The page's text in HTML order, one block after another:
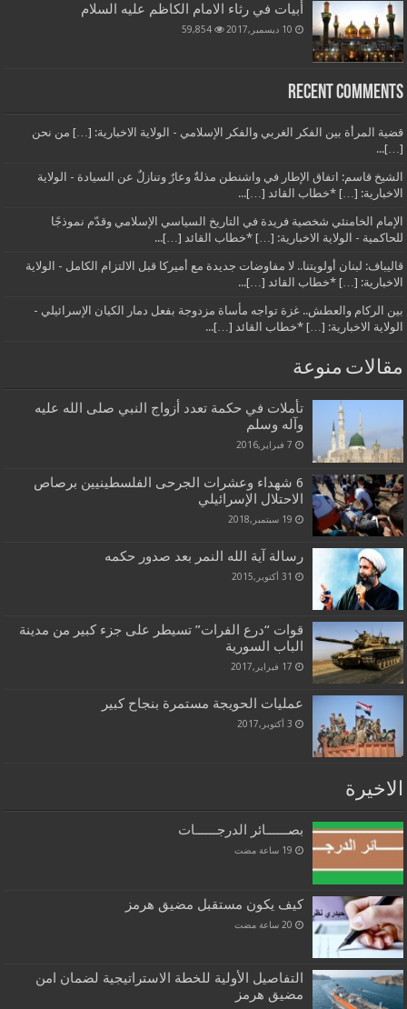
أبيات في رثاء الامام الكاظم عليه السلام
10 ديسمبر,2017 59,854
Recent Comments
قضية المرأة بين الفكر الغربي والفكر الإسلامي - الولاية الاخبارية: […] من نحن
[…]...
الشيخ قاسم: اتفاق الإطار في واشنطن مذلةٌ وعارٌ وتنازلٌ عن السيادة - الولاية
الاخبارية: […] *خطاب القائد […]...
الإمام الخامنئي شخصية فريدة في التاريخ السياسي الإسلامي وقدّم نموذجًا
للحاكمية - الولاية الاخبارية: […] *خطاب القائد […]...
قاليباف: لبنان أولويتنا.. لا مفاوضات جديدة مع أميركا قبل الالتزام الكامل - الولاية
الاخبارية: […] *خطاب القائد […]...
بين الركام والعطش.. غزة تواجه مأساة مزدوجة بفعل دمار الكيان الإسرائيلي -
الولاية الاخبارية: […] *خطاب القائد […]...
مقالات منوعة
تأملات في حكمة تعدد أزواج النبي صلى الله عليه
وآله وسلم
7 فبراير,2016
6 شهداء وعشرات الجرحى الفلسطينيين برصاص
الاحتلال الإسرائيلي
19 سبتمبر,2018
رسالة آية الله النمر بعد صدور حكمه
31 أكتوبر,2015
قوات “درع الفرات” تسيطر على جزء كبير من مدينة
الباب السورية
17 فبراير,2017
عمليات الحويجة مستمرة بنجاح كبير
3 أكتوبر,2017
الاخيرة
بصــــــائر الدرجــــــات
كيف يكون مستقبل مضيق هرمز
التفاصيل الأولية للخطة الاستراتيجية لضمان امن
مضيق هرمز